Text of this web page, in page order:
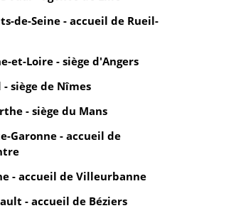
de-Seine - accueil de Rueil-
et-Loire - siège d'Angers
- siège de Nîmes
- siège du Mans
Garonne - accueil de
- accueil de Villeurbanne
- accueil de Béziers